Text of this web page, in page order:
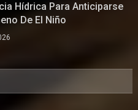
Hídrica Para Anticiparse
De El Niño